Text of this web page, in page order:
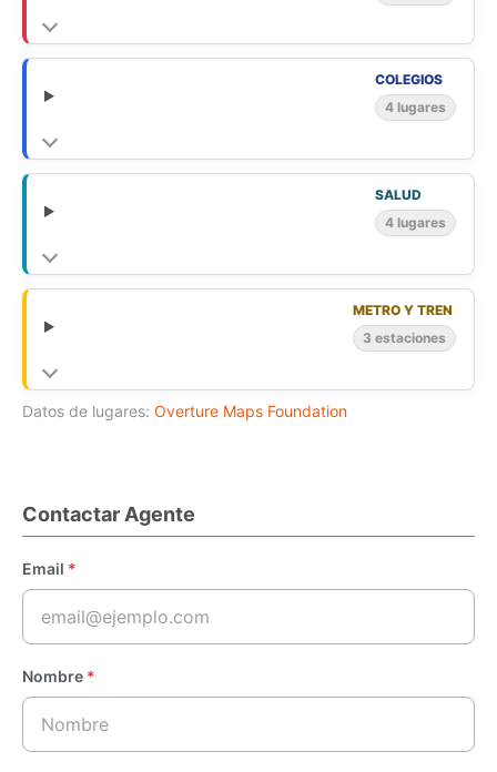
COLEGIOS
4 lugares
SALUD
4 lugares
METRO Y TREN
3 estaciones
Datos de lugares: Overture Maps Foundation
Contactar Agente
Email *
Nombre *